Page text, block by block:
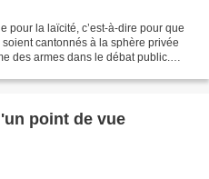
pour la laïcité, c’est-à-dire pour que
cantonnés à la sphère privée
des armes dans le débat public.
point de vue